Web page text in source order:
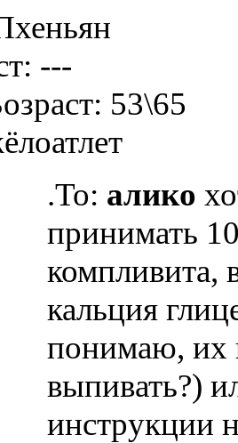
---
53\65
.To: алико
принимать
компливита,
кальция
понимаю, их
выпивать?)
инструкции